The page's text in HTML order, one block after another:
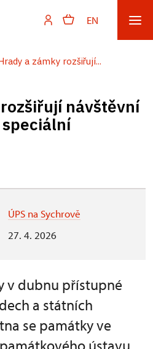
EN
a zámky rozšiřují...
návštěvní
speciální
ÚPS na Sychrově
27. 4. 2026
v dubnu přístupné
a státních
se památky ve
ústavu